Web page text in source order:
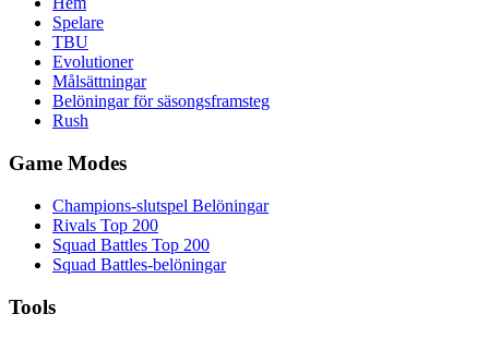
Spelare
TBU
Evolutioner
Målsättningar
Belöningar för säsongsframsteg
Rush
Game Modes
Champions-slutspel Belöningar
Rivals Top 200
Squad Battles Top 200
Squad Battles-belöningar
Tools